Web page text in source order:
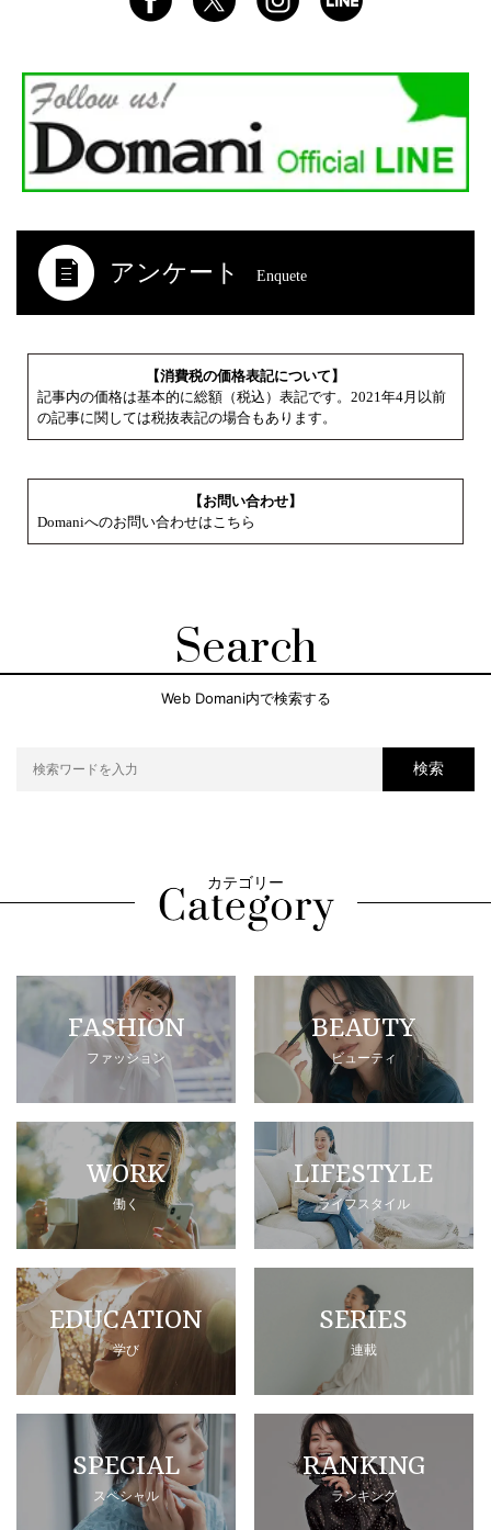
アンケート Enquete
【消費税の価格表記について】
記事内の価格は基本的に総額（税込）表記です。2021年4月以前
の記事に関しては税抜表記の場合もあります。
【お問い合わせ】
Domaniへのお問い合わせはこちら
Search
Web Domani内で検索する
検索
カテゴリー
FASHION
ファッション
BEAUTY
ビューティ
WORK
働く
LIFESTYLE
ライフスタイル
EDUCATION
学び
SERIES
連載
SPECIAL
スペシャル
RANKING
ランキング